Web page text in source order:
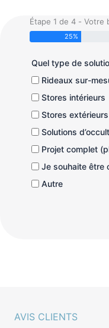
Étape 1 de 4 - Votre
25%
Quel type de
Rideaux sur-
Stores intérieurs
Stores extérieurs
Solutions
Projet complet
Je souhaite être
Autre
AVIS CLIENTS